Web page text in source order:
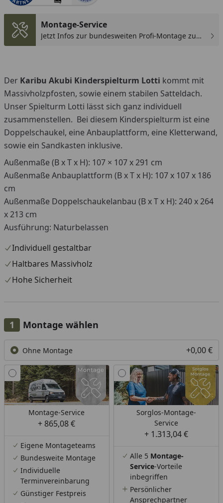
Montage-Service
Jetzt Infos zur bundesweiten Profi-Montage zum
Der Karibu Akubi Kinderspielturm Lotti kommt mit
Massivholzpfosten, sowie einem stabilen Satteldach.
Unser Spielturm Lotti lässt sich ganz individuell
zusammenstellen. Bei diesem Kinderspielturm ist eine
Doppelschaukel, eine Anbauplattform, eine Kletterwand,
sowie ein Sandkasten inklusive.
Außenmaße (B x T x H): 107 × 107 x 291 cm
Außenmaße Anbauplattform (B x T x H): 107 x 107 x 186
cm
Außenmaße Doppelschaukelanbau (B x T x H): 240 x 264
x 213 cm
Ausführung: Naturbelassen
Individuell gestaltbar
Haltbares Massivholz
Hohe Sicherheit
Montage wählen
Ohne Montage +0,00 €
Montage-Service
+ 865,08 €
Eigene Montageteams
Bundesweite Montage
Individuelle
Terminvereinbarung
Günstiger Festpreis
Sorglos-Montage-
Service
+ 1.313,04 €
Alle 5 Montage-
Service-Vorteile
inbegriffen
Persönlicher
Ansprechpartner